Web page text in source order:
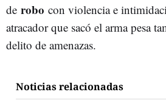
de robo con violencia e
atracador que sacó el arma pesa
delito de amenazas.
Noticias relacionadas